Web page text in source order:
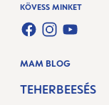
KÖVESS MINKET
FACEBOOK
INSTAGRAM
YOUTUBE
MAM BLOG
TEHERBEESÉS